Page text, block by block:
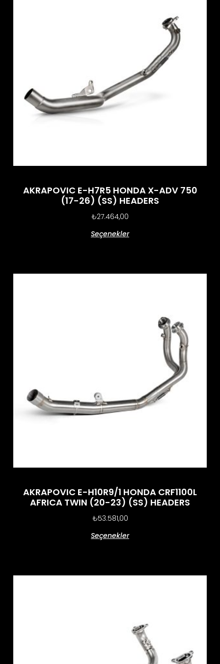
AKRAPOVIC E-H7R5 HONDA X-ADV 750
(17-26) (SS) HEADERS
₺27.464,00
Seçenekler
AKRAPOVIC E-H10R9/1 HONDA CRF1100L
AFRICA TWIN (20-23) (SS) HEADERS
₺53.581,00
Seçenekler